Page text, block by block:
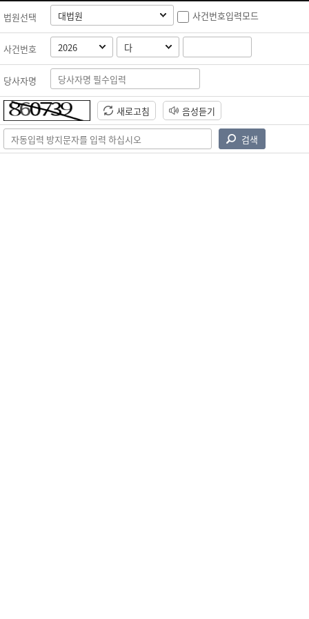
법원선택 사건번호입력모드
사건번호
당사자명